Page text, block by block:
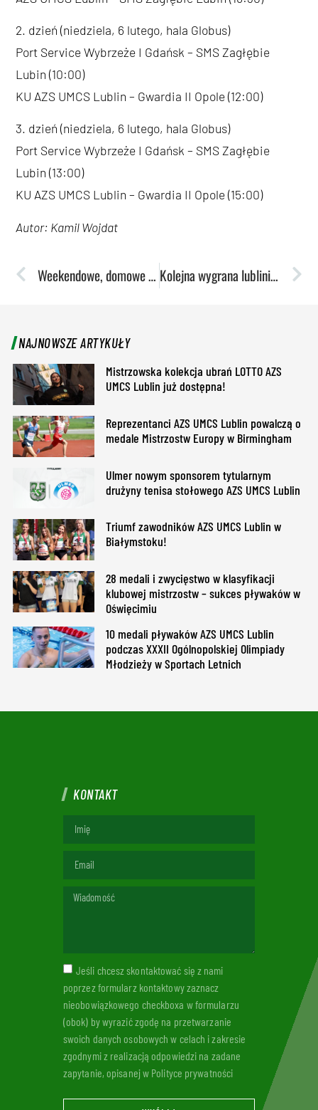
2. dzień (niedziela, 6 lutego, hala Globus)
Port Service Wybrzeże I Gdańsk – SMS Zagłębie
Lubin (10:00)
KU AZS UMCS Lublin – Gwardia II Opole (12:00)
3. dzień (niedziela, 6 lutego, hala Globus)
Port Service Wybrzeże I Gdańsk – SMS Zagłębie
Lubin (13:00)
KU AZS UMCS Lublin – Gwardia II Opole (15:00)
Autor: Kamil Wojdat
Weekendowe, domowe mecze ligowe: plan gier Kolejna wygrana lublinian z zespołem z górnej półki
NAJNOWSZE ARTYKUŁY
Mistrzowska kolekcja ubrań LOTTO AZS
UMCS Lublin już dostępna!
Reprezentanci AZS UMCS Lublin powalczą o
medale Mistrzostw Europy w Birmingham
Ulmer nowym sponsorem tytularnym
drużyny tenisa stołowego AZS UMCS Lublin
Triumf zawodników AZS UMCS Lublin w
Białymstoku!
28 medali i zwycięstwo w klasyfikacji
klubowej mistrzostw – sukces pływaków w
Oświęcimiu
10 medali pływaków AZS UMCS Lublin
podczas XXXII Ogólnopolskiej Olimpiady
Młodzieży w Sportach Letnich
KONTAKT
Jeśli chcesz skontaktować się z nami
poprzez formularz kontaktowy zaznacz
nieobowiązkowego checkboxa w formularzu
(obok) by wyrazić zgodę na przetwarzanie
swoich danych osobowych w celach i zakresie
zgodnymi z realizacją odpowiedzi na zadane
zapytanie, opisanej w Polityce prywatności